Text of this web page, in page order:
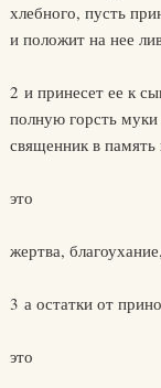
хлебного, пусть
и положит на нее
2 и принесет ее к
полную горсть
священник в память
это
жертва,
3 а остатки от
это